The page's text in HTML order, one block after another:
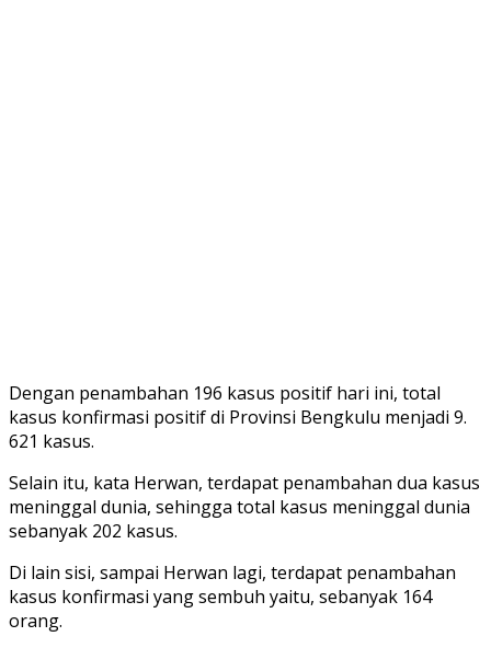
Dengan penambahan 196 kasus positif hari ini, total
kasus konfirmasi positif di Provinsi Bengkulu menjadi 9.
621 kasus.
Selain itu, kata Herwan, terdapat penambahan dua kasus
meninggal dunia, sehingga total kasus meninggal dunia
sebanyak 202 kasus.
Di lain sisi, sampai Herwan lagi, terdapat penambahan
kasus konfirmasi yang sembuh yaitu, sebanyak 164
orang.